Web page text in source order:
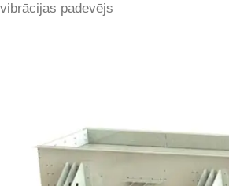
vibrācijas padevējs